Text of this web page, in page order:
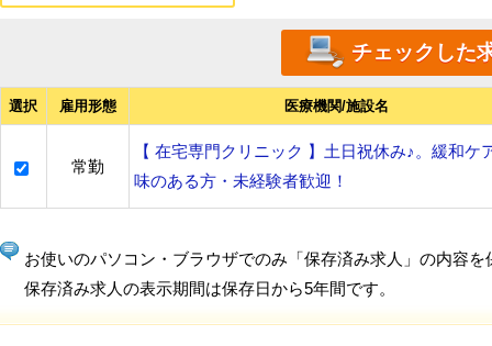
選択 雇用形態 医療機関/施設名
常勤
【 在宅専門クリニック 】土日祝休み♪。緩和ケ
味のある方・未経験者歓迎！
お使いのパソコン・ブラウザでのみ「保存済み求人」の内容を
保存済み求人の表示期間は保存日から5年間です。